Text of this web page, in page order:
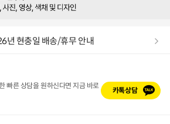
년 현충일 배송/휴무 안내
빠른 상담을 원하신다면 지금 바로
카톡상담